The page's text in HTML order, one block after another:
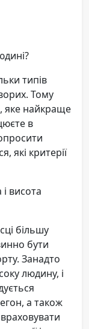
типів
Тому
яке найкраще
в
які критерії
висота
більшу
бути
Занадто
людину, і
а також